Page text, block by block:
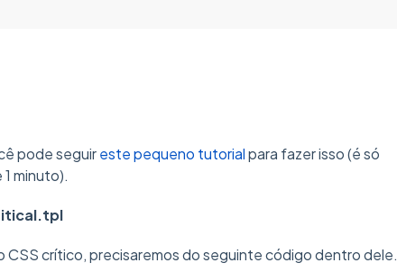
pode seguireste pequeno tutorialpara fazer isso (é só
minuto).
CSS crítico, precisaremos do seguinte código dentro dele.